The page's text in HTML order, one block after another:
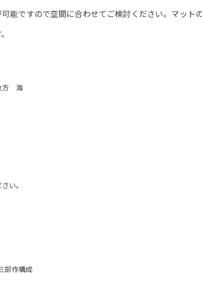
能ですので空間に合わせてご検討ください。マット
方 海
い。
部作構成